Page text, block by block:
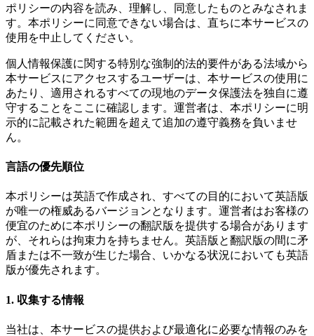
ポリシーの内容を読み、理解し、同意したものとみなされま
す。本ポリシーに同意できない場合は、直ちに本サービスの
使用を中止してください。
個人情報保護に関する特別な強制的法的要件がある法域から
本サービスにアクセスするユーザーは、本サービスの使用に
あたり、適用されるすべての現地のデータ保護法を独自に遵
守することをここに確認します。運営者は、本ポリシーに明
示的に記載された範囲を超えて追加の遵守義務を負いませ
ん。
言語の優先順位
本ポリシーは英語で作成され、すべての目的において英語版
が唯一の権威あるバージョンとなります。運営者はお客様の
便宜のために本ポリシーの翻訳版を提供する場合があります
が、それらは拘束力を持ちません。英語版と翻訳版の間に矛
盾または不一致が生じた場合、いかなる状況においても英語
版が優先されます。
1. 収集する情報
当社は、本サービスの提供および最適化に必要な情報のみを